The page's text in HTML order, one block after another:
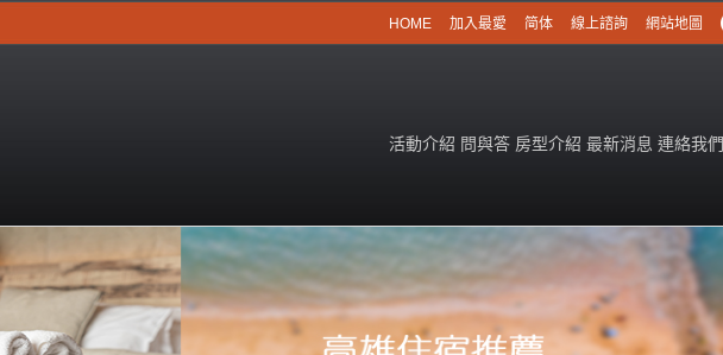
HOME 加入最愛 简体 線上諮詢 網站地圖
活動介紹 問與答 房型介紹 最新消息 連絡我們